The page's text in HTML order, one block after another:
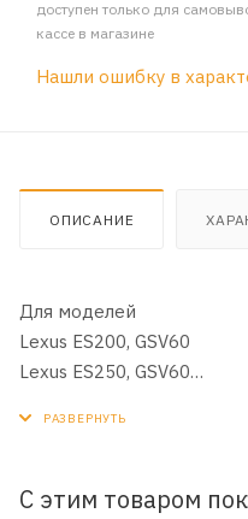
доступен только для
кассе в магазине
Нашли ошибку в
ОПИСАНИЕ
Для моделей
Lexus ES200, GSV60
Lexus ES250, GSV60
Lexus NX200t, AGZ10,
С этим товаром